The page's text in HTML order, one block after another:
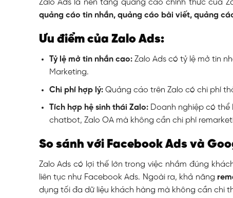
Zalo Ads là nền tảng quảng cáo chính thức của
quảng cáo tin nhắn, quảng cáo bài viết, quảng
Ưu điểm của Zalo Ads:
Tỷ lệ mở tin nhắn cao: Zalo Ads có tỷ lệ mở tin
Marketing.
Chi phí hợp lý: Quảng cáo trên Zalo có chi phí
Tích hợp hệ sinh thái Zalo: Doanh nghiệp có
chatbot, Zalo OA mà không cần chi phí
So sánh với Facebook Ads và
Zalo Ads có lợi thế lớn trong việc nhắm đúng
liên tục như Facebook Ads. Ngoài ra, khả năng
dụng tối đa dữ liệu khách hàng mà không cần chi